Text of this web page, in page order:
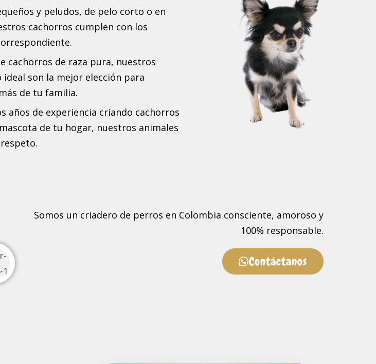
y peludos, de pelo corto o en
cachorros cumplen con los
cachorros de raza pura, nuestros
son la mejor elección para
de tu familia.
años de experiencia criando cachorros
de tu hogar, nuestros animales
Somos un criadero de perros en Colombia consciente, amoroso y
100% responsable.
Contáctanos